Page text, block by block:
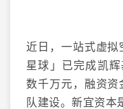
近日，一站式虚拟
星球」已完成凯
数千万元，融资资
队建设。新宜资本